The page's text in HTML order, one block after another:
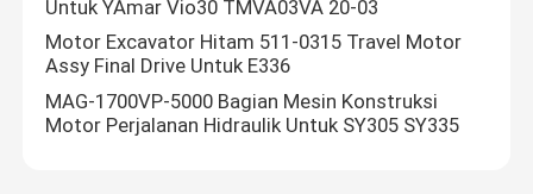
Ekskavator bekas
Ember Batu Ekskavator
Untuk YAmar Vio30 TMVA03VA 20-03
Motor Excavator Hitam 511-0315 Travel Motor
Assy Final Drive Untuk E336
MAG-1700VP-5000 Bagian Mesin Konstruksi
Motor Perjalanan Hidraulik Untuk SY305 SY335